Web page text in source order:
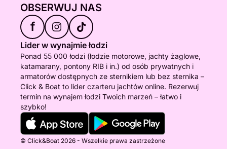
OBSERWUJ NAS
f
Lider w wynajmie łodzi
Ponad 55 000 łodzi (łodzie motorowe, jachty żaglowe,
katamarany, pontony RIB i in.) od osób prywatnych i
armatorów dostępnych ze sternikiem lub bez sternika –
Click & Boat to lider czarteru jachtów online. Rezerwuj
termin na wynajem łodzi Twoich marzeń – łatwo i
szybko!
© Click&Boat 2026 - Wszelkie prawa zastrzeżone